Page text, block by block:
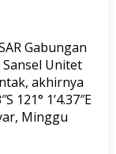
Gabungan
Unitet
akhirnya
121° 1’4.37″E
Minggu